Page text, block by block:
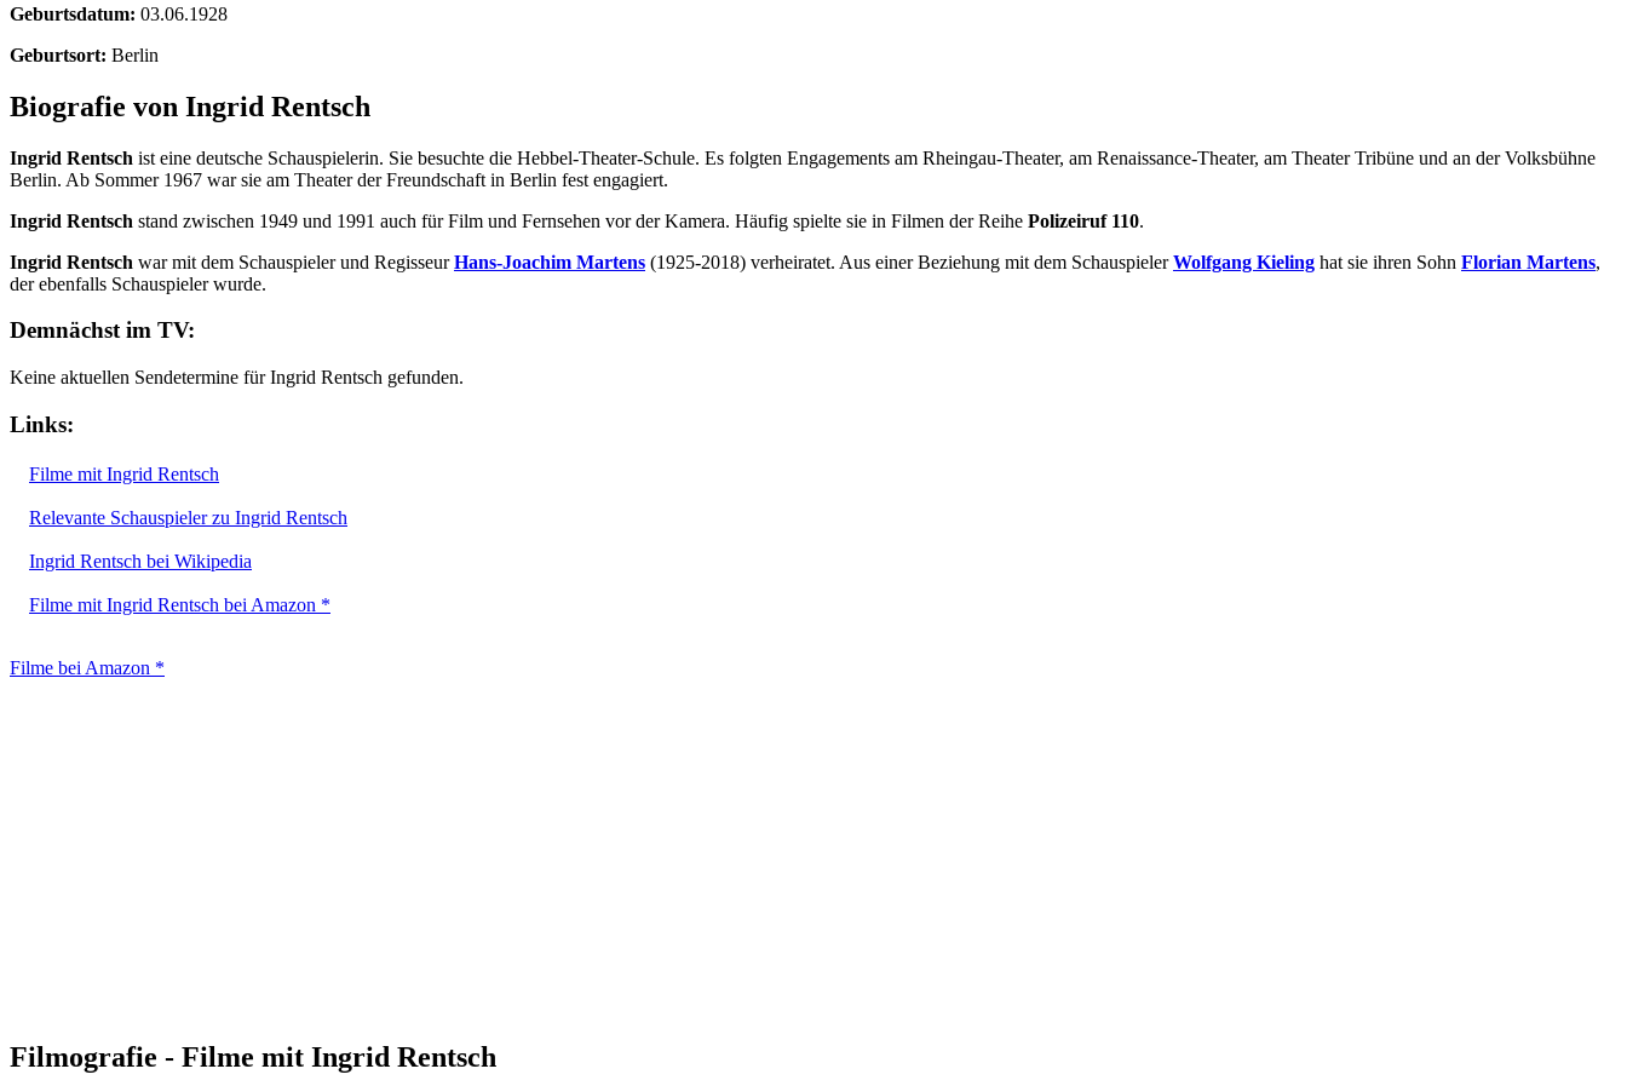
Geburtsdatum: 03.06.1928
Geburtsort: Berlin
Biografie von Ingrid Rentsch
Ingrid Rentsch ist eine deutsche Schauspielerin. Sie besuchte die Hebbel-Theater-Schule. Es folgten Engagements am Rheingau-Theater, am Renaissance-Theater, am Theater Tribüne und an der Volksbühne
Berlin. Ab Sommer 1967 war sie am Theater der Freundschaft in Berlin fest engagiert.
Ingrid Rentsch stand zwischen 1949 und 1991 auch für Film und Fernsehen vor der Kamera. Häufig spielte sie in Filmen der Reihe Polizeiruf 110.
Ingrid Rentsch war mit dem Schauspieler und RegisseurHans-Joachim Martens (1925-2018) verheiratet. Aus einer Beziehung mit dem SchauspielerWolfgang Kieling hat sie ihren Sohn Florian Martens,
der ebenfalls Schauspieler wurde.
Demnächst im TV:
Keine aktuellen Sendetermine für Ingrid Rentsch gefunden.
Links:
Filme mit Ingrid Rentsch
Relevante Schauspieler zu Ingrid Rentsch
Ingrid Rentsch bei Wikipedia
Filme mit Ingrid Rentsch bei Amazon *
Filme bei Amazon *
Filmografie - Filme mit Ingrid Rentsch